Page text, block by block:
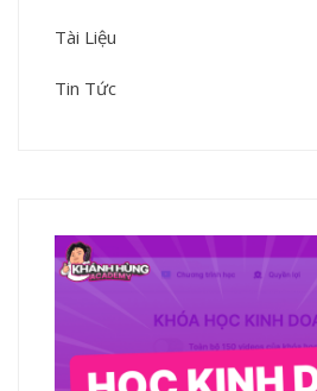
Tài Liệu
Tin Tức